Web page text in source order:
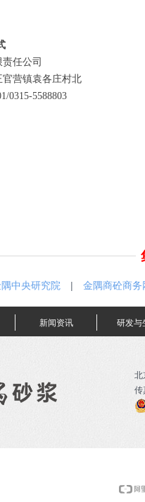
责任公司
营镇袁各庄村北
0315-5588803
北
传
新闻资讯 研发与
中央研究院 | 金隅商砼商务